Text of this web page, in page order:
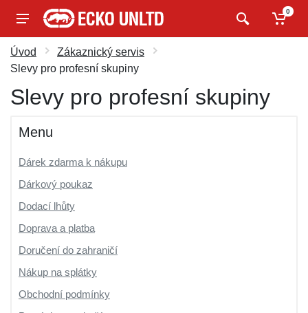
0
Úvod
Zákaznický servis
Slevy pro profesní skupiny
Slevy pro profesní skupiny
Menu
Dárek zdarma k nákupu
Dárkový poukaz
Dodací lhůty
Doprava a platba
Doručení do zahraničí
Nákup na splátky
Obchodní podmínky